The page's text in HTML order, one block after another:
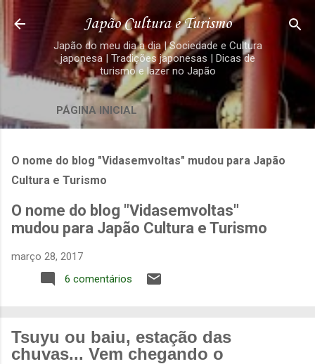
Pular para o conteúdo principal
Japão Cultura e Turismo
Japão do meu dia a dia | Sociedade e Cultura
japonesa | Tradições japonesas | Dicas de
turismo e lazer no Japão
PÁGINA INICIAL
O nome do blog "Vidasemvoltas" mudou para Japão
Cultura e Turismo
O nome do blog "Vidasemvoltas"
mudou para Japão Cultura e Turismo
março 28, 2017
6 comentários
Tsuyu ou baiu, estação das
chuvas... Vem chegando o